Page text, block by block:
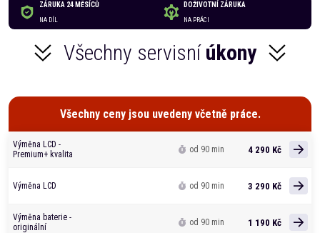
ZÁRUKA 24 MĚSÍCŮ
NA DÍL
DOŽIVOTNÍ ZÁRUKA
NA PRÁCI
Všechny servisní úkony
Všechny ceny jsou uvedeny včetně práce.
Výměna LCD -
Premium+ kvalita
od 90 min 4 290 Kč
Výměna LCD od 90 min 3 290 Kč
Výměna baterie -
originální
od 90 min 1 190 Kč